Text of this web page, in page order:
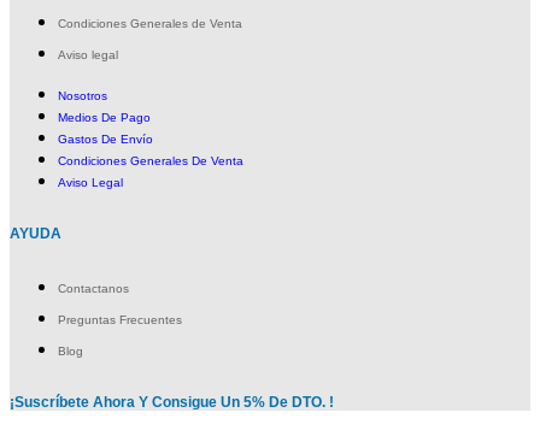
Condiciones Generales de Venta
Aviso legal
Nosotros
Medios De Pago
Gastos De Envío
Condiciones Generales De Venta
Aviso Legal
AYUDA
Contactanos
Preguntas Frecuentes
Blog
¡Suscríbete Ahora Y Consigue Un 5% De DTO. !